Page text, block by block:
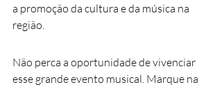
a promoção da cultura e da música na
região.
Não perca a oportunidade de vivenciar
esse grande evento musical. Marque na